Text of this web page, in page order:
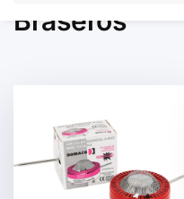
Braseros